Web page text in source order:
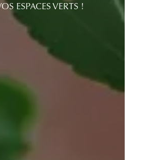
ESPACES VERTS !